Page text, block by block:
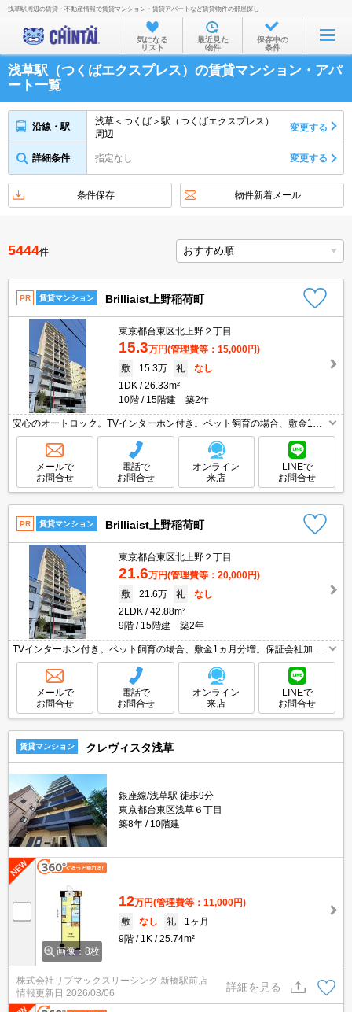
お部屋を探す
沿線・駅から
住所から
家賃相場から
不動産会社から
浅草駅周辺の賃貸・不動産情報で賃貸マンション・賃貸アパートなど賃貸物件の部屋探し
気になる
リスト
最近見た
物件
保存中の
条件
浅草駅（つくばエクスプレス）の賃貸マンション・アパ
ート一覧
沿線・駅
浅草＜つくば＞駅（つくばエクスプレス）
周辺
変更する
詳細条件 指定なし 変更する
条件保存 物件新着メール
5444件
PR 賃貸マンション Brilliaist上野稲荷町
東京都台東区北上野２丁目
15.3万円(管理費等：15,000円)
敷
15.3万 礼
なし
1DK
26.33m²
10階
15階建 築2年
安心のオートロック。TVインターホン付き。ペット飼育の場合、敷金1ヵ
月分増。保証会社加入要(月額総支払額の50%、10,000円/年)。2年未満の
解約時、違約金1ヶ月分発生。
メールで
お問合せ
電話で
お問合せ
オンライン
来店
LINEで
お問合せ
PR 賃貸マンション Brilliaist上野稲荷町
東京都台東区北上野２丁目
21.6万円(管理費等：20,000円)
敷
21.6万 礼
なし
2LDK
42.88m²
9階
15階建 築2年
TVインターホン付き。ペット飼育の場合、敷金1ヵ月分増。保証会社加入
要(月額総支払額の50%、10,000円/年)。久しぶりに空きました。2年未満
で解約の場合は、家賃1ヶ月分の違約金。
メールで
お問合せ
電話で
お問合せ
オンライン
来店
LINEで
お問合せ
賃貸マンション クレヴィスタ浅草
銀座線/浅草駅 徒歩9分
東京都台東区浅草６丁目
築8年
10階建
画像：8枚
12万円(管理費等：11,000円)
敷
なし 礼
1ヶ月
9階
1K 25.74m²
株式会社リブマックスリーシング 新橋駅前店
情報更新日 2026/08/06
詳細を見る